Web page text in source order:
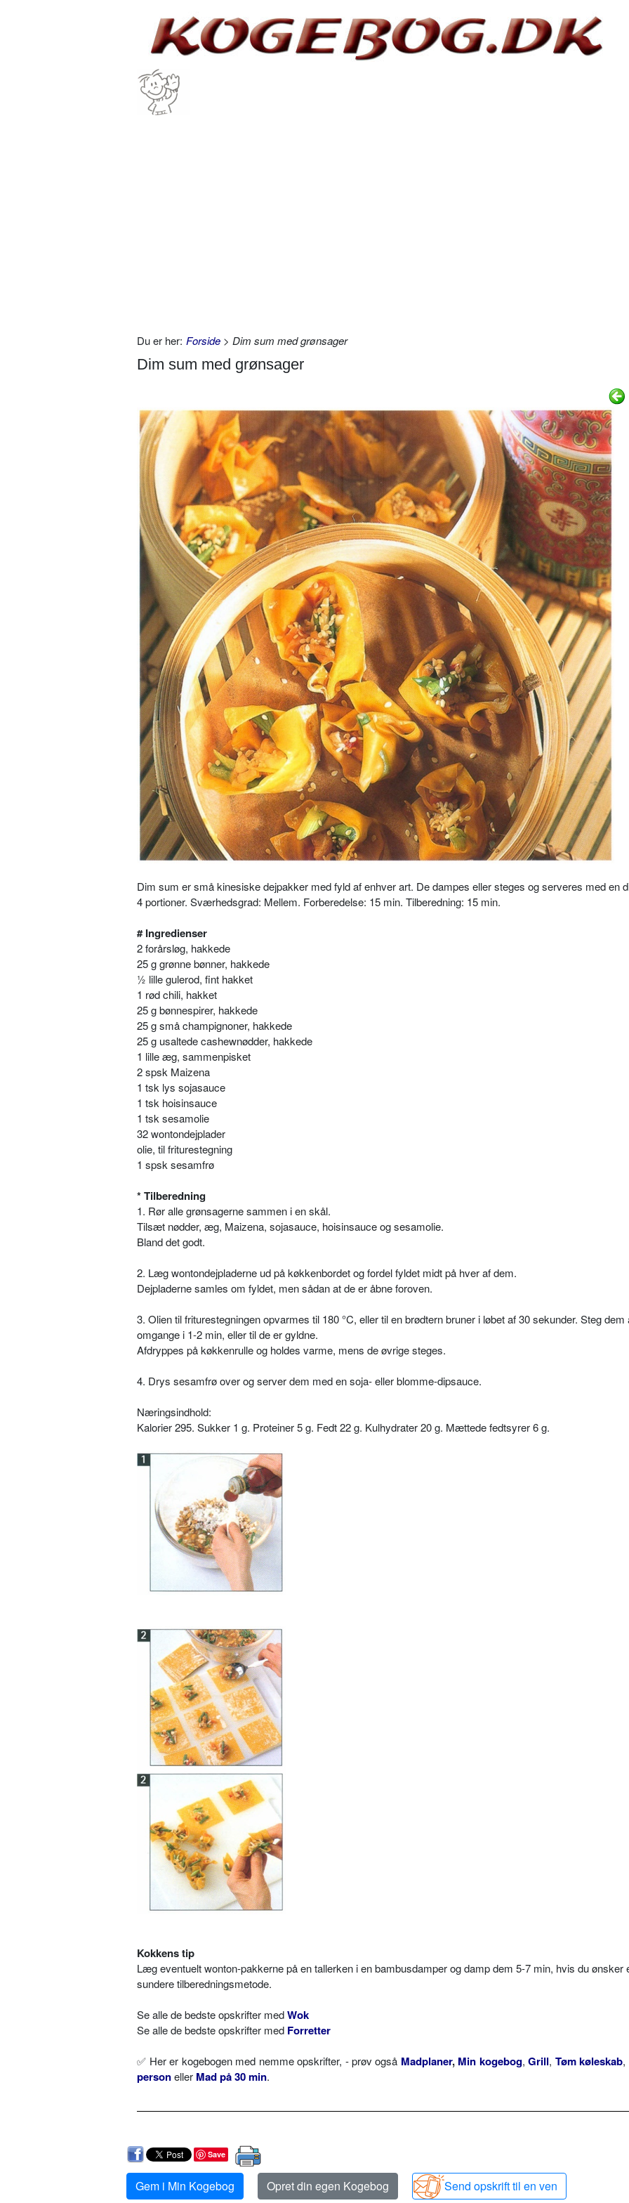
Du er her: Forside > Dim sum med grønsager
Dim sum med grønsager
Dim sum er små kinesiske dejpakker med fyld af enhver art. De dampes eller steges og serveres med en
4 portioner. Sværhedsgrad: Mellem. Forberedelse: 15 min. Tilberedning: 15 min.
# Ingredienser
2 forårsløg, hakkede
25 g grønne bønner, hakkede
½ lille gulerod, fint hakket
1 rød chili, hakket
25 g bønnespirer, hakkede
25 g små champignoner, hakkede
25 g usaltede cashewnødder, hakkede
1 lille æg, sammenpisket
2 spsk Maizena
1 tsk lys sojasauce
1 tsk hoisinsauce
1 tsk sesamolie
32 wontondejplader
olie, til friturestegning
1 spsk sesamfrø
* Tilberedning
1. Rør alle grønsagerne sammen i en skål.
Tilsæt nødder, æg, Maizena, sojasauce, hoisinsauce og sesamolie.
Bland det godt.
2. Læg wontondejpladerne ud på køkkenbordet og fordel fyldet midt på hver af dem.
Dejpladerne samles om fyldet, men sådan at de er åbne foroven.
3. Olien til friturestegningen opvarmes til 180 °C, eller til en brødtern bruner i løbet af 30 sekunder. Steg dem
omgange i 1-2 min, eller til de er gyldne.
Afdryppes på køkkenrulle og holdes varme, mens de øvrige steges.
4. Drys sesamfrø over og server dem med en soja- eller blomme-dipsauce.
Næringsindhold:
Kalorier 295. Sukker 1 g. Proteiner 5 g. Fedt 22 g. Kulhydrater 20 g. Mættede fedtsyrer 6 g.
Kokkens tip
Læg eventuelt wonton-pakkerne på en tallerken i en bambusdamper og damp dem 5-7 min, hvis du ønsker
sundere tilberedningsmetode.
Se alle de bedste opskrifter medWok
Se alle de bedste opskrifter med Forretter
✅ Her er kogebogen med nemme opskrifter, - prøv også Madplaner, Min kogebog,Grill, Tøm køleskab,
personeller Mad på 30 min.
Save
Gem i Min Kogebog Opret din egen Kogebog
Send opskrift til en ven